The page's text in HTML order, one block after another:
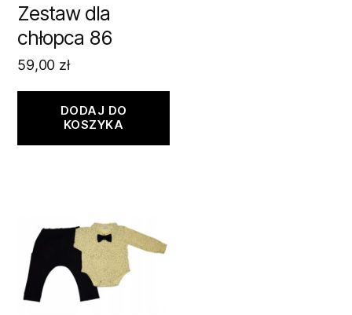
Zestaw dla
chłopca 86
59,00 zł
DODAJ DO
KOSZYKA